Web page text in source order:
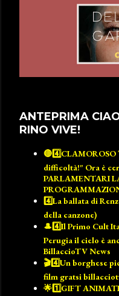
ANTEPRIMA
RINO VIVE!
difficoltà!" Ora è
PARLAMENTARI
4️⃣La ballata di
della canzone)
🎩4️⃣Il Primo Cult
Perugia il cielo è
BillaccioTV News
🎬4️⃣Un borghese
film gratsi
🌟1️⃣GIFT